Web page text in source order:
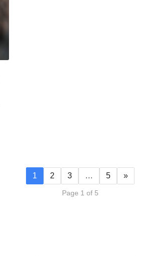
1 2 3 … 5 »
Page 1 of 5